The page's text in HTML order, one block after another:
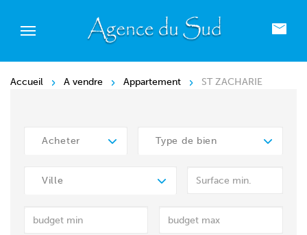
Accueil A vendre Appartement ST ZACHARIE
Acheter Type de bien
Ville